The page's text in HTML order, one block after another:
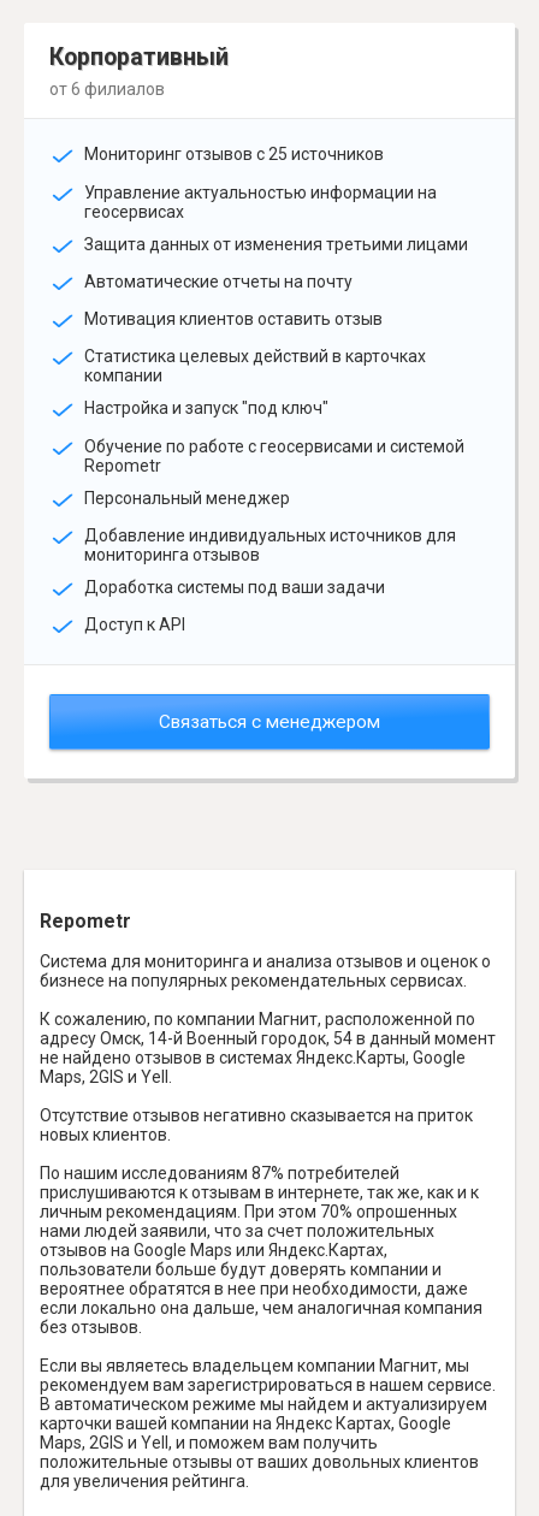
Корпоративный
от 6 филиалов
Мониторинг отзывов с 25 источников
Управление актуальностью информации на
геосервисах
Защита данных от изменения третьими лицами
Автоматические отчеты на почту
Мотивация клиентов оставить отзыв
Статистика целевых действий в карточках
компании
Настройка и запуск "под ключ"
Обучение по работе с геосервисами и системой
Repometr
Персональный менеджер
Добавление индивидуальных источников для
мониторинга отзывов
Доработка системы под ваши задачи
Доступ к API
Связаться с менеджером
Repometr
Система для мониторинга и анализа отзывов и оценок о
бизнесе на популярных рекомендательных сервисах.
К сожалению, по компании Магнит, расположенной по
адресу Омск, 14-й Военный городок, 54 в данный момент
не найдено отзывов в системах Яндекс.Карты, Google
Maps, 2GIS и Yell.
Отсутствие отзывов негативно сказывается на приток
новых клиентов.
По нашим исследованиям 87% потребителей
прислушиваются к отзывам в интернете, так же, как и к
личным рекомендациям. При этом 70% опрошенных
нами людей заявили, что за счет положительных
отзывов на Google Maps или Яндекс.Картах,
пользователи больше будут доверять компании и
вероятнее обратятся в нее при необходимости, даже
если локально она дальше, чем аналогичная компания
без отзывов.
Если вы являетесь владельцем компании Магнит, мы
рекомендуем вам зарегистрироваться в нашем сервисе.
В автоматическом режиме мы найдем и актуализируем
карточки вашей компании на Яндекс Картах, Google
Maps, 2GIS и Yell, и поможем вам получить
положительные отзывы от ваших довольных клиентов
для увеличения рейтинга.